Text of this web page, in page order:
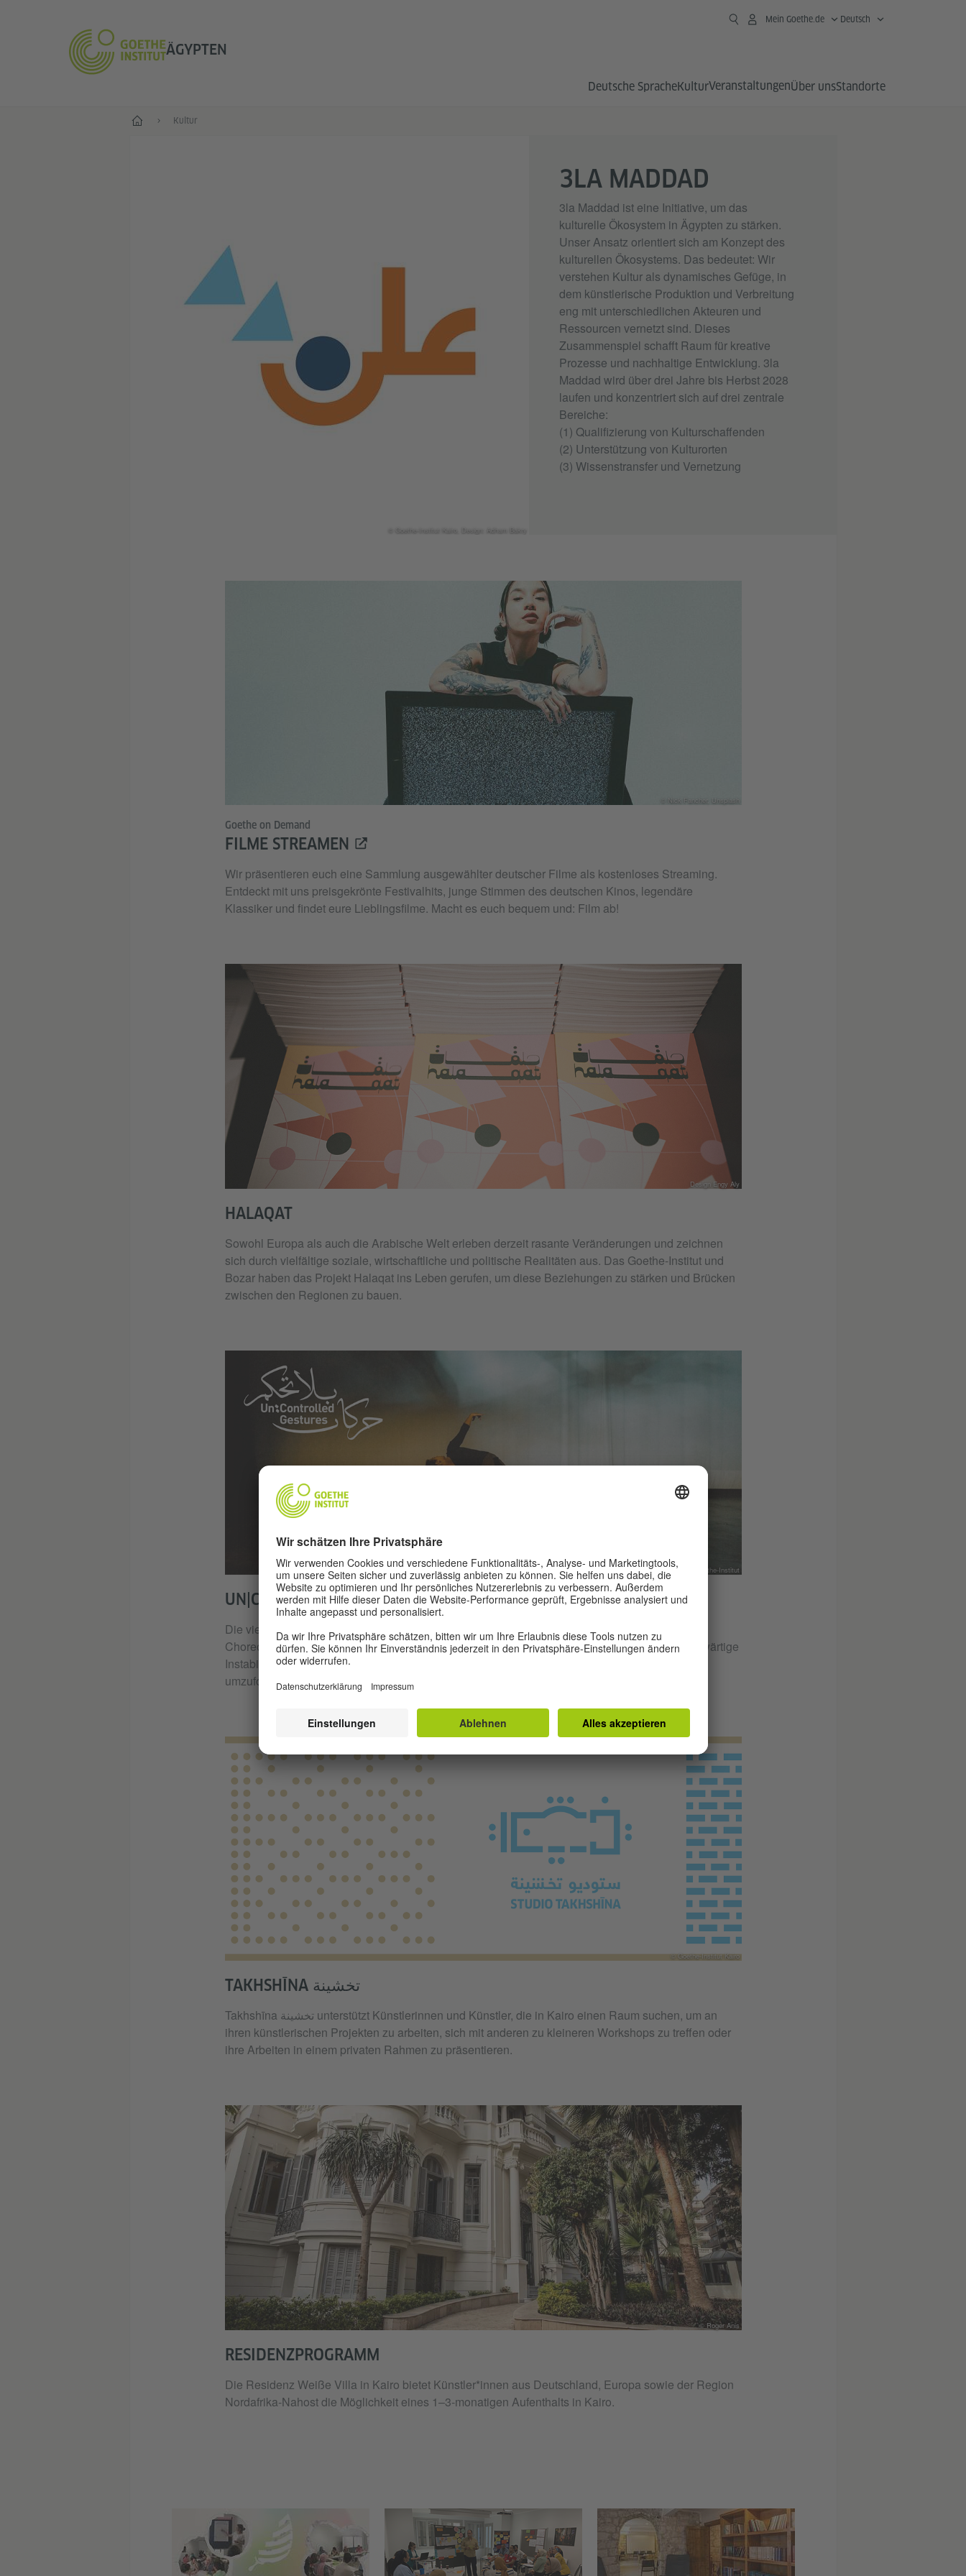
ÄGYPTEN
Mein Goethe.de Deutsch
Deutsche SpracheKulturVeranstaltungenÜber unsStandorte
Start Kultur
© Goethe-Institut Kairo, Design: Adham Bakry
3LA MADDAD
3la Maddad ist eine Initiative, um das
kulturelle Ökosystem in Ägypten zu stärken.
Unser Ansatz orientiert sich am Konzept des
kulturellen Ökosystems. Das bedeutet: Wir
verstehen Kultur als dynamisches Gefüge, in
dem künstlerische Produktion und Verbreitung
eng mit unterschiedlichen Akteuren und
Ressourcen vernetzt sind. Dieses
Zusammenspiel schafft Raum für kreative
Prozesse und nachhaltige Entwicklung. 3la
Maddad wird über drei Jahre bis Herbst 2028
laufen und konzentriert sich auf drei zentrale
Bereiche:
(1) Qualifizierung von Kulturschaffenden
(2) Unterstützung von Kulturorten
(3) Wissenstransfer und Vernetzung
© Nick Fancher, Unsplash
Goethe on Demand
FILME STREAMEN
Wir präsentieren euch eine Sammlung ausgewählter deutscher Filme als kostenloses Streaming.
Entdeckt mit uns preisgekrönte Festivalhits, junge Stimmen des deutschen Kinos, legendäre
Klassiker und findet eure Lieblingsfilme. Macht es euch bequem und: Film ab!
Design Engy Aly
HALAQAT
Sowohl Europa als auch die Arabische Welt erleben derzeit rasante Veränderungen und zeichnen
sich durch vielfältige soziale, wirtschaftliche und politische Realitäten aus. Das Goethe-Institut und
Bozar haben das Projekt Halaqat ins Leben gerufen, um diese Beziehungen zu stärken und Brücken
zwischen den Regionen zu bauen.
© Goethe-Institut
UN|CONTROLLED GESTURES
Die vierte Edition des regionalen Tanzprojekts bewegt sich um das Thema der Erschütterung:
Choreograph*innen aus der Region Nordafrika und Naher Osten sind eingeladen, über gegenwärtige
Instabilität nachzudenken und körperliches Wissen in ein neues performatives Vokabular
umzuformulieren.
© Goethe-Institut Kairo
TAKHSHĪNA تخشينة
Takhshīna تخشينة unterstützt Künstlerinnen und Künstler, die in Kairo einen Raum suchen, um an
ihren künstlerischen Projekten zu arbeiten, sich mit anderen zu kleineren Workshops zu treffen oder
ihre Arbeiten in einem privaten Rahmen zu präsentieren.
© Roger Anis
RESIDENZPROGRAMM
Die Residenz Weiße Villa in Kairo bietet Künstler*innen aus Deutschland, Europa sowie der Region
Nordafrika-Nahost die Möglichkeit eines 1–3-monatigen Aufenthalts in Kairo.